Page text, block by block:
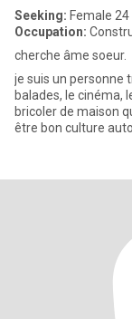
Seeking: Female 24
Occupation:
cherche âme soeur.
je suis un personne très
balades, le cinéma,
bricoler de maison que je peux faire.
être bon culture